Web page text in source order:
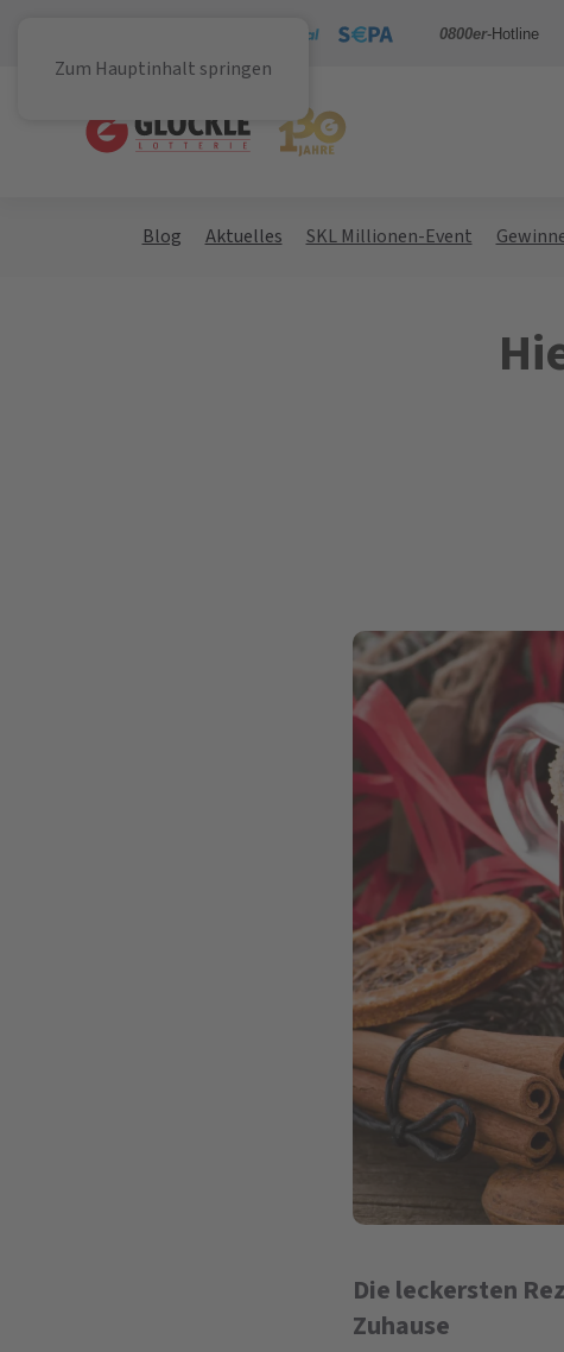
Zum Hauptinhalt springen
0800er-Hotline
Blog Aktuelles SKL Millionen-Event
Die leckersten
Zuhause